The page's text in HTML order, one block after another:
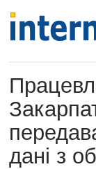
дані з